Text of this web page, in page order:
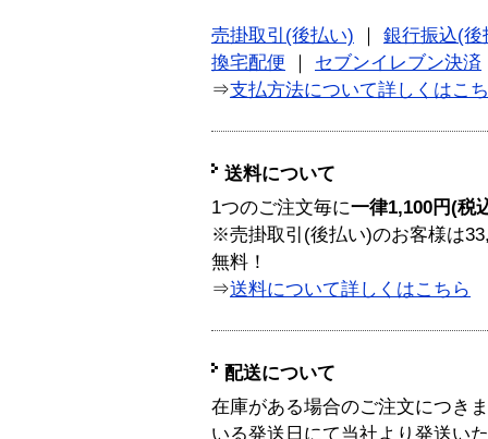
売掛取引(後払い)
銀行振込(後
換宅配便
セブンイレブン決済
⇒支払方法について詳しくはこ
送料について
1つのご注文毎に一律1,100円(税
※売掛取引(後払い)のお客様は
無料！
⇒送料について詳しくはこちら
配送について
在庫がある場合のご注文につき
いる発送日にて当社より発送い